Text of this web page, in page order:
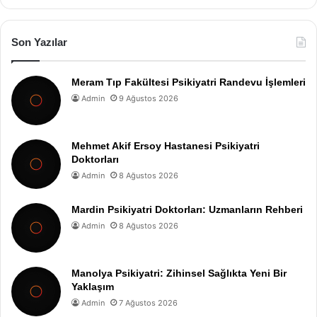
Son Yazılar
Meram Tıp Fakültesi Psikiyatri Randevu İşlemleri
Admin 9 Ağustos 2026
Mehmet Akif Ersoy Hastanesi Psikiyatri
Doktorları
Admin 8 Ağustos 2026
Mardin Psikiyatri Doktorları: Uzmanların Rehberi
Admin 8 Ağustos 2026
Manolya Psikiyatri: Zihinsel Sağlıkta Yeni Bir
Yaklaşım
Admin 7 Ağustos 2026